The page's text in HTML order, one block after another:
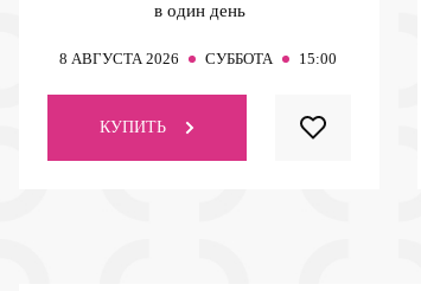
в один день
8 АВГУСТА 2026 СУББОТА 15:00
КУПИТЬ